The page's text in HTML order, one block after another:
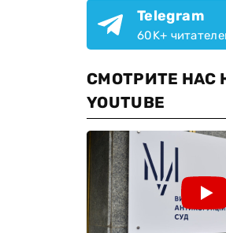
Telegram
60K+
СМОТРИТЕ НАС
YOUTUBE